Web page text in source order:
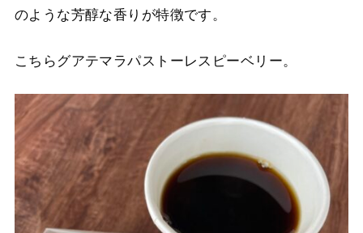
のような芳醇な香りが特徴です。
こちらグアテマラパストーレスピーベリー。